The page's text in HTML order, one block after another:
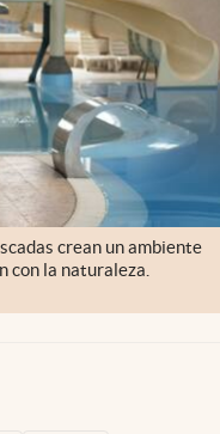
crean un ambiente
con la naturaleza.